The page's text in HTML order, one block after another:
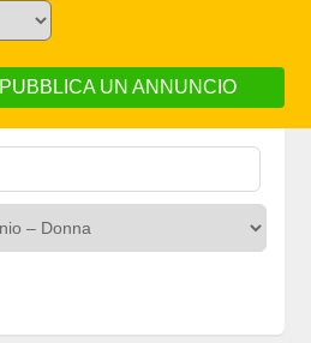
PUBBLICA UN ANNUNCIO